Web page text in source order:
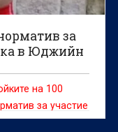
за
в Юджийн
на 100
за участие
атлетика за